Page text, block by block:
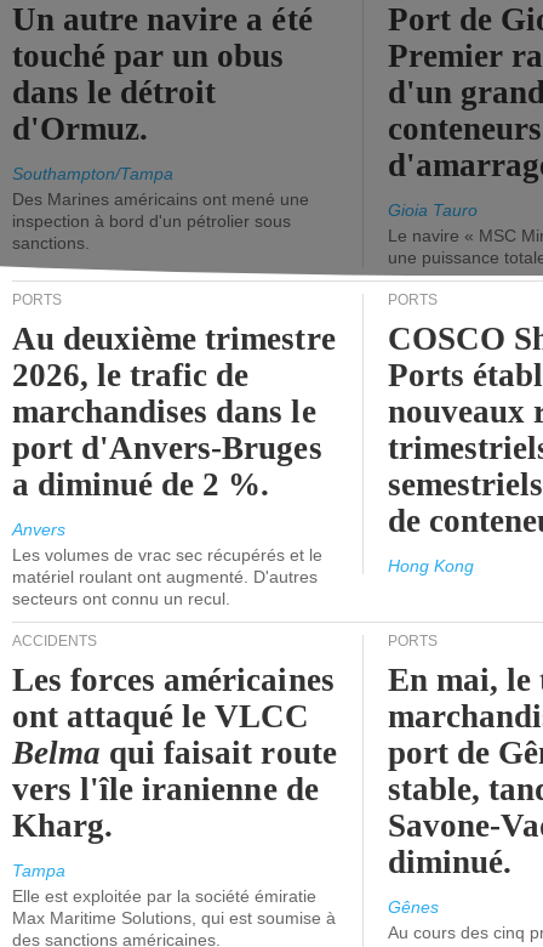
Un autre navire a été
touché par un obus
dans le détroit
d'Ormuz.
Southampton/Tampa
Des Marines américains ont mené une
inspection à bord d'un pétrolier sous
sanctions.
Port de
Premier
d'un
Gioia Tauro
Le navire « MSC
une puissance
PORTS
Au deuxième trimestre
2026, le trafic de
marchandises dans le
port d'Anvers-Bruges
a diminué de 2 %.
Anvers
Les volumes de vrac sec récupérés et le
matériel roulant ont augmenté. D'autres
secteurs ont connu un recul.
PORTS
COSCO
Ports
nouveaux
de
Hong Kong
ACCIDENTS
Les forces américaines
ont attaqué le VLCC
Belma qui faisait route
vers l'île iranienne de
Kharg.
Tampa
Elle est exploitée par la société émiratie
Max Maritime Solutions, qui est soumise à
des sanctions américaines.
PORTS
En mai, le
port de
stable,
Savone-
diminué.
Gênes
Au cours des cinq